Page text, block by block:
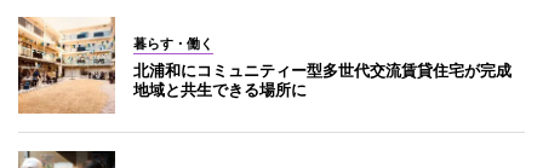
暮らす・働く
北浦和にコミュニティー型多世代交流賃貸住宅が完成
地域と共生できる場所に